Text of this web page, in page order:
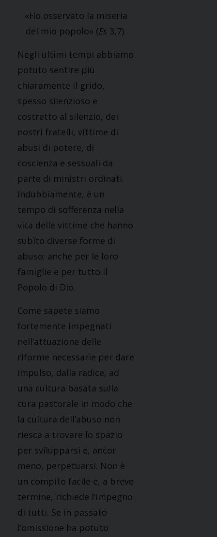
«Ho osservato la miseria
del mio popolo» (Es 3,7).
Negli ultimi tempi abbiamo
potuto sentire più
chiaramente il grido,
spesso silenzioso e
costretto al silenzio, dei
nostri fratelli, vittime di
abusi di potere, di
coscienza e sessuali da
parte di ministri ordinati.
Indubbiamente, è un
tempo di sofferenza nella
vita delle vittime che hanno
subìto diverse forme di
abuso; anche per le loro
famiglie e per tutto il
Popolo di Dio.
Come sapete siamo
fortemente impegnati
nell’attuazione delle
riforme necessarie per dare
impulso, dalla radice, ad
una cultura basata sulla
cura pastorale in modo che
la cultura dell’abuso non
riesca a trovare lo spazio
per svilupparsi e, ancor
meno, perpetuarsi. Non è
un compito facile e, a breve
termine, richiede l’impegno
di tutti. Se in passato
l’omissione ha potuto